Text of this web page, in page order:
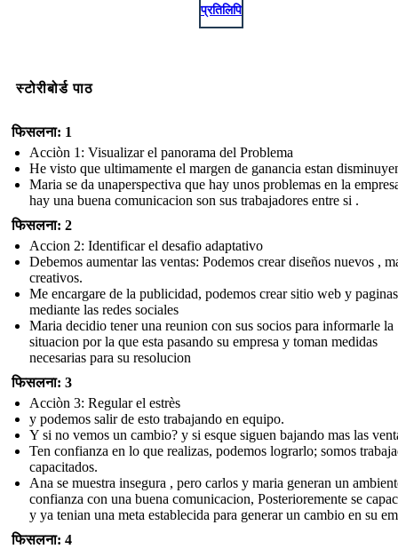
प्रतिलिपि
स्टोरीबोर्ड पाठ
फिसलना: 1
Acciòn 1: Visualizar el panorama del Problema
He visto que ultimamente el margen de ganancia estan
Maria se da unaperspectiva que hay unos problemas en la
hay una buena comunicacion son sus trabajadores entre si .
फिसलना: 2
Accion 2: Identificar el desafio adaptativo
Debemos aumentar las ventas: Podemos crear diseños nuevos ,
creativos.
Me encargare de la publicidad, podemos crear sitio web y paginas
mediante las redes sociales
Maria decidio tener una reunion con sus socios para informarle la
situacion por la que esta pasando su empresa y toman medidas
necesarias para su resolucion
फिसलना: 3
Acciòn 3: Regular el estrès
y podemos salir de esto trabajando en equipo.
Y si no vemos un cambio? y si esque siguen bajando mas las
Ten confianza en lo que realizas, podemos lograrlo; somos
capacitados.
Ana se muestra insegura , pero carlos y maria generan un
confianza con una buena comunicacion, Posterioremente se
y ya tenian una meta establecida para generar un cambio en su
फिसलना: 4